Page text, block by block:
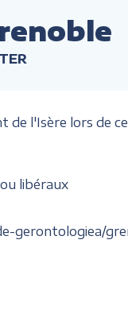
l'Isère lors de
libéraux
gerontologiea/